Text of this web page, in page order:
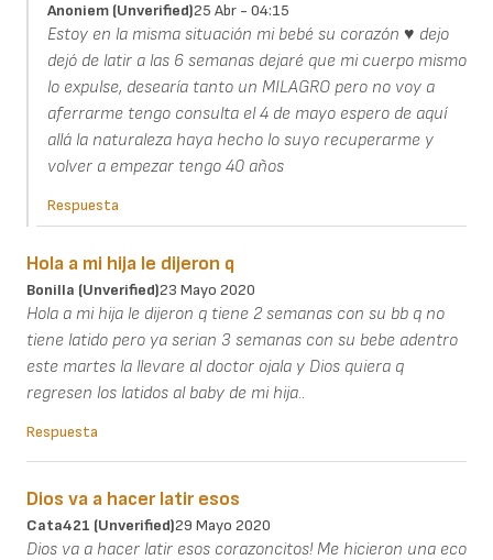
Anoniem (unverified)25 Abr - 04:15
Estoy en la misma situación mi bebé su corazón ♥️ dejo
dejó de latir a las 6 semanas dejaré que mi cuerpo mismo
lo expulse, desearía tanto un MILAGRO pero no voy a
aferrarme tengo consulta el 4 de mayo espero de aquí
allá la naturaleza haya hecho lo suyo recuperarme y
volver a empezar tengo 40 años
Respuesta
Hola a mi hija le dijeron q
Bonilla (unverified)23 Mayo 2020
Hola a mi hija le dijeron q tiene 2 semanas con su bb q no
tiene latido pero ya serian 3 semanas con su bebe adentro
este martes la llevare al doctor ojala y Dios quiera q
regresen los latidos al baby de mi hija..
Respuesta
Dios va a hacer latir esos
Cata421 (unverified)29 Mayo 2020
Dios va a hacer latir esos corazoncitos! Me hicieron una eco